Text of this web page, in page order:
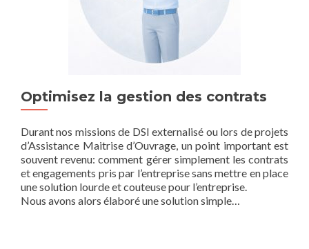
Optimisez la gestion des contrats
Durant nos missions de DSI externalisé ou lors de projets
d’Assistance Maitrise d’Ouvrage, un point important est
souvent revenu: comment gérer simplement les contrats
et engagements pris par l’entreprise sans mettre en place
une solution lourde et couteuse pour l’entreprise.
Nous avons alors élaboré une solution simple…